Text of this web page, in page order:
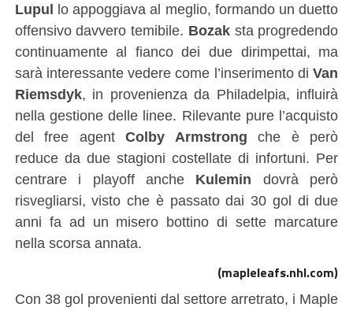
Lupul lo appoggiava al meglio, formando un duetto
offensivo davvero temibile. Bozaksta progredendo
continuamente al fianco dei due dirimpettai, ma
sarà interessante vedere come l’inserimento diVan
Riemsdyk, in provenienza da Philadelpia, influirà
nella gestione delle linee. Rilevante pure l’acquisto
del free agentColby Armstrong che è però
reduce da due stagioni costellate di infortuni. Per
centrare i playoff anche Kulemin dovrà però
risvegliarsi, visto che è passato dai 30 gol di due
anni fa ad un misero bottino di sette marcature
nella scorsa annata.
(mapleleafs.nhl.com)
Con 38 gol provenienti dal settore arretrato, i Maple